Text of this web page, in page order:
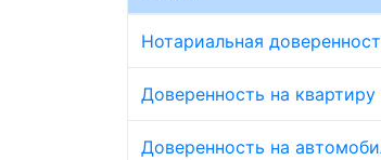
Нотариальная
Доверенность на квартиру
Доверенность на